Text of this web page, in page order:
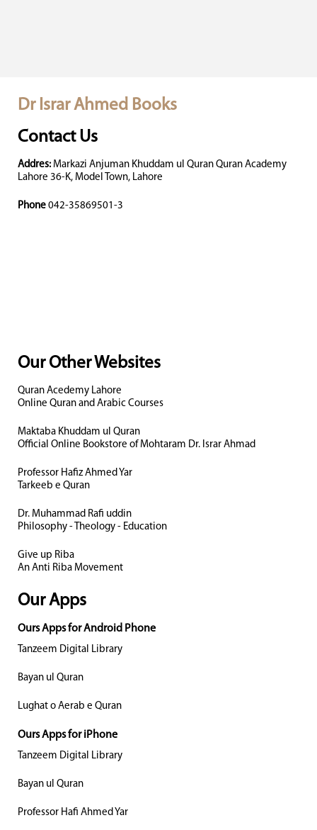
Dr Israr Ahmed Books
Contact Us
Addres: Markazi Anjuman Khuddam ul Quran Quran Academy
Lahore 36-K, Model Town, Lahore
Phone 042-35869501-3
Our Other Websites
Quran Acedemy Lahore
Online Quran and Arabic Courses
Maktaba Khuddam ul Quran
Official Online Bookstore of Mohtaram Dr. Israr Ahmad
Professor Hafiz Ahmed Yar
Tarkeeb e Quran
Dr. Muhammad Rafi uddin
Philosophy - Theology - Education
Give up Riba
An Anti Riba Movement
Our Apps
Ours Apps for Android Phone
Tanzeem Digital Library
Bayan ul Quran
Lughat o Aerab e Quran
Ours Apps for iPhone
Tanzeem Digital Library
Bayan ul Quran
Professor Hafi Ahmed Yar